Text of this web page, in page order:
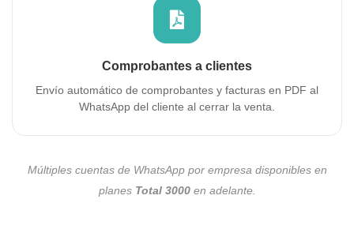
Comprobantes a clientes
Envío automático de comprobantes y facturas en PDF al
WhatsApp del cliente al cerrar la venta.
Múltiples cuentas de WhatsApp por empresa disponibles en
planes Total 3000en adelante.